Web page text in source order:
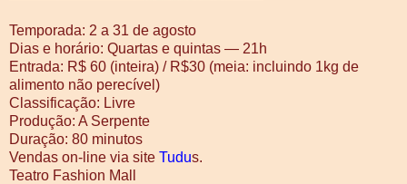
Temporada: 2 a 31 de agosto
Dias e horário: Quartas e quintas ― 21h
Entrada: R$ 60 (inteira) / R$30 (meia: incluindo 1kg de
alimento não perecível)
Classificação: Livre
Produção: A Serpente
Duração: 80 minutos
Vendas on-line via site Tudus.
Teatro Fashion Mall